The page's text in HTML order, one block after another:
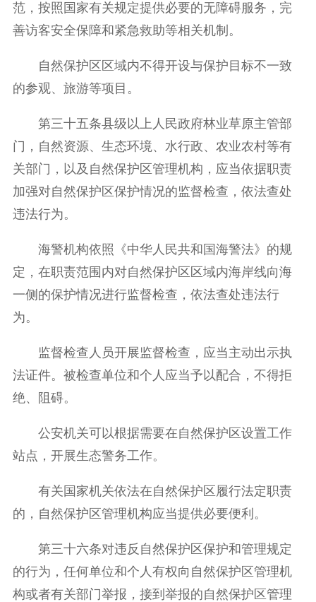
范，按照国家有关规定提供必要的无障碍服务，完
善访客安全保障和紧急救助等相关机制。
自然保护区区域内不得开设与保护目标不一致
的参观、旅游等项目。
第三十五条县级以上人民政府林业草原主管部
门，自然资源、生态环境、水行政、农业农村等有
关部门，以及自然保护区管理机构，应当依据职责
加强对自然保护区保护情况的监督检查，依法查处
违法行为。
海警机构依照《中华人民共和国海警法》的规
定，在职责范围内对自然保护区区域内海岸线向海
一侧的保护情况进行监督检查，依法查处违法行
为。
监督检查人员开展监督检查，应当主动出示执
法证件。被检查单位和个人应当予以配合，不得拒
绝、阻碍。
公安机关可以根据需要在自然保护区设置工作
站点，开展生态警务工作。
有关国家机关依法在自然保护区履行法定职责
的，自然保护区管理机构应当提供必要便利。
第三十六条对违反自然保护区保护和管理规定
的行为，任何单位和个人有权向自然保护区管理机
构或者有关部门举报，接到举报的自然保护区管理